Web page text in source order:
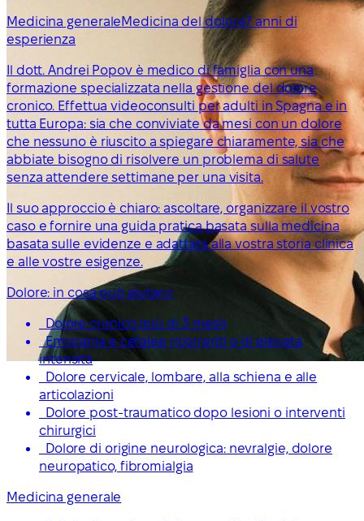
Medicina generaleMedicina del dolore7 anni di
esperienza
Il dott. Andrei Popov è medico di famiglia con una
formazione specializzata nella gestione del dolore
cronico. Effettua videoconsulti per adulti in Spagna e in
tutta Europa: sia che conviviate da mesi con un dolore
che nessuno è riuscito a spiegare chiaramente, sia che
abbiate bisogno di risolvere un problema di salute
senza attendere settimane per una visita.
Il suo approccio è chiaro: ascoltare, organizzare il vostro
caso e fornire una guida pratica basata sulla medicina
basata sulle evidenze e adattata alla vostra storia clinica
e alle vostre esigenze.
Dolore: in cosa può aiutarvi
Dolore cronico (più di 3 mesi)
Emicrania e cefalee ricorrenti o di elevata
intensità
Dolore cervicale, lombare, alla schiena e alle
articolazioni
Dolore post-traumatico dopo lesioni o interventi
chirurgici
Dolore di origine neurologica: nevralgie, dolore
neuropatico, fibromialgia
Medicina generale